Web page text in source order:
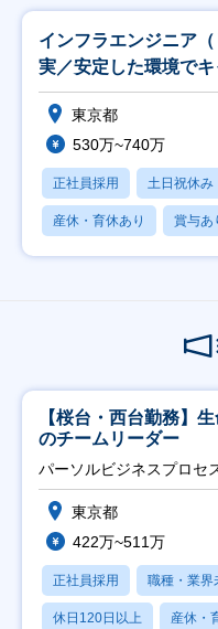
インフラエンジニア
実／安定した環境でキ
東京都
530万~740万
正社員採用 土日祝休み
産休・育休あり 賞与あ
【桜台・西台勤務】
のチームリーダー
パーソルビジネスプロセ
東京都
422万~511万
正社員採用 職種・業界
休日120日以上 産休・